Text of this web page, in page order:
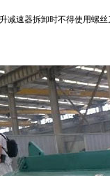
减速器拆卸时不得使用螺